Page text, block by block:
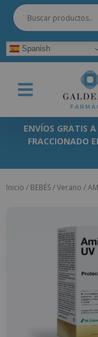
Spanish
ENVÍOS GRATIS
FRACCIONADO
Inicio / BEBÉS/Verano /